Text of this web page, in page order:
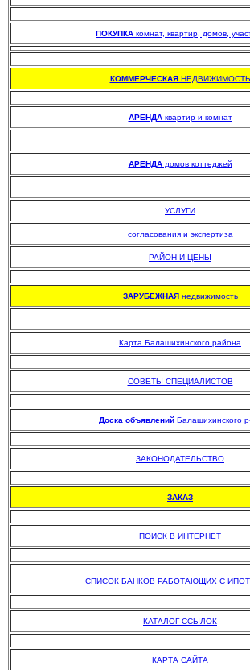
ПОКУПКА комнат, квартир, домов,
КОММЕРЧЕСКАЯНЕДВИЖИМОСТЬ
АРЕНДАквартир и комнат
АРЕНДАдомов коттеджей
УСЛУГИ
согласования и экспертиза
РАЙОН И ЦЕНЫ
ЗАРУБЕЖНАЯнедвижимость
Карта Балашихинского района
СОВЕТЫ СПЕЦИАЛИСТОВ
Доска объявлений Балашихинского
ЗАКОНОДАТЕЛЬСТВО
ЗАКАЗ
ПОИСК В ИНТЕРНЕТ
СПИСОК БАНКОВ РАБОТАЮЩИХ С
КАТАЛОГ ССЫЛОК
КАРТА САЙТА